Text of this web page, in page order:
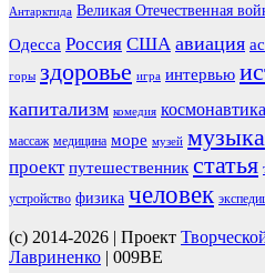
Антарктида Великая Отечественная
Одесса Россия США авиация
горы здоровье игра интервью
капитализм комедия космонавтика
массаж медицина море музей музыка
проект путешественник статья
устройство физика человек
(c) 2014-2026 | Проект
Лавриненко | 009BE